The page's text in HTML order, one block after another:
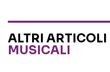
ALTRI ARTICOLI
MUSICALI